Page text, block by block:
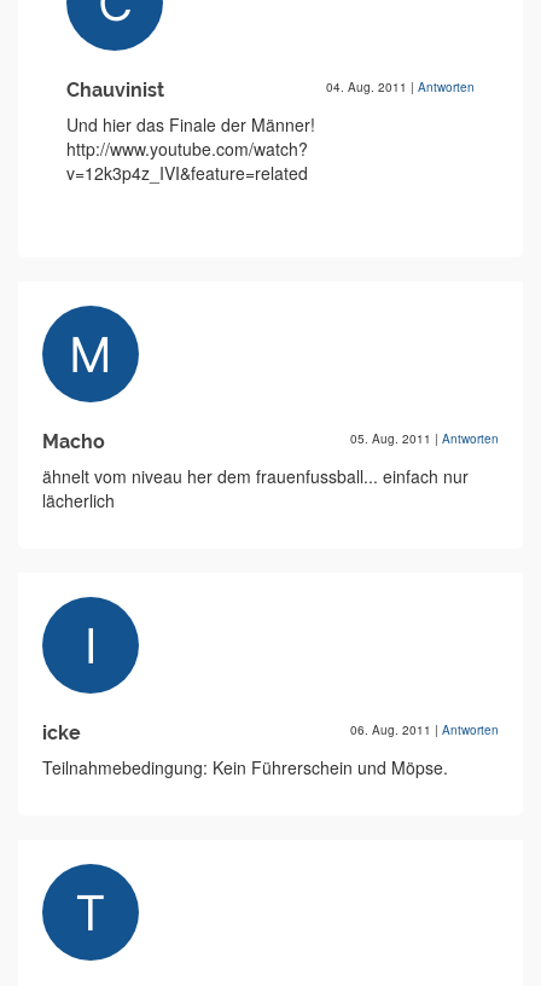
Chauvinist 04. Aug. 2011 | Antworten
Und hier das Finale der Männer!
http://www.youtube.com/watch?
v=12k3p4z_IVI&feature=related
Macho 05. Aug. 2011 | Antworten
ähnelt vom niveau her dem frauenfussball... einfach nur
lächerlich
icke 06. Aug. 2011 | Antworten
Teilnahmebedingung: Kein Führerschein und Möpse.